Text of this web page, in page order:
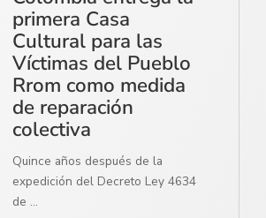
primera Casa
Cultural para las
Víctimas del Pueblo
Rrom como medida
de reparación
colectiva
Quince años después de la
expedición del Decreto Ley 4634
de ...